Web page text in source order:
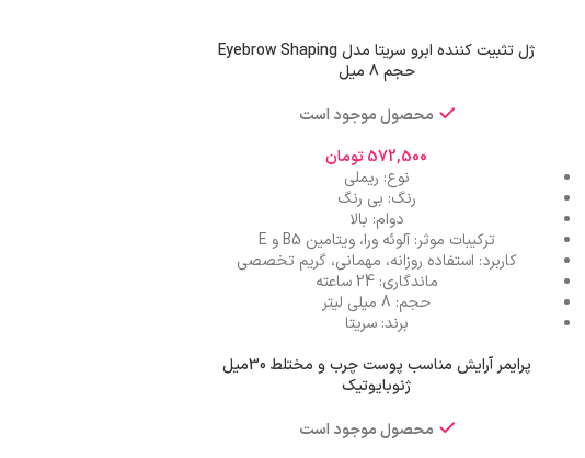
ژل تثبیت کننده ابرو سریتا مدل Eyebrow Shaping
حجم 8 میل
محصول موجود است
572,500تومان
نوع: ریملی
رنگ: بی رنگ
دوام: بالا
ترکیبات موثر: آلوئه ورا، ویتامین B5 و E
کاربرد: استفاده روزانه، مهمانی، گریم تخصصی
ماندگاری: 24 ساعته
حجم: 8 میلی لیتر
برند: سریتا
پرایمر آرایش مناسب پوست چرب و مختلط 30میل
ژنوبایوتیک
محصول موجود است